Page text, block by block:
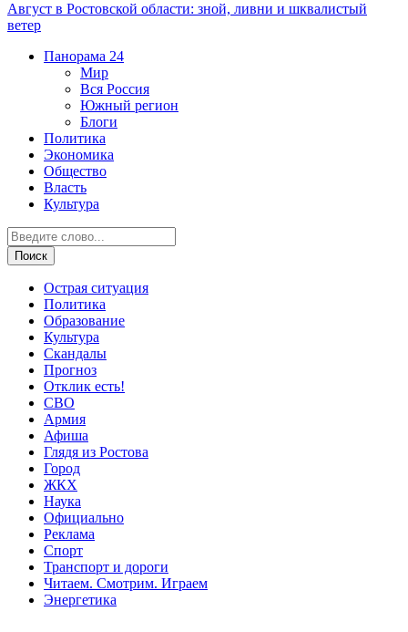
Август в Ростовской области: зной, ливни и шквалистый
ветер
Панорама 24
Мир
Вся Россия
Южный регион
Блоги
Политика
Экономика
Общество
Власть
Культура
Острая ситуация
Политика
Образование
Культура
Скандалы
Прогноз
Отклик есть!
СВО
Армия
Афиша
Глядя из Ростова
Город
ЖКХ
Наука
Официально
Реклама
Спорт
Транспорт и дороги
Читаем. Смотрим. Играем
Энергетика